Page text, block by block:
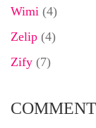
Wimi (4)
Zelip (4)
Zify (7)